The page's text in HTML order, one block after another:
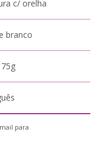
c/ orelha
branco
para